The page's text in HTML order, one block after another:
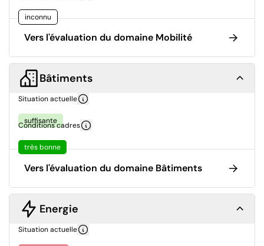
inconnu
Vers l'évaluation du domaine Mobilité
Bâtiments
Situation actuelle
suffisante
Conditions cadres
très bonne
Vers l'évaluation du domaine Bâtiments
Energie
Situation actuelle